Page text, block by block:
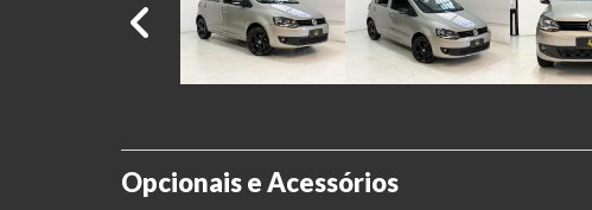
Opcionais e Acessórios